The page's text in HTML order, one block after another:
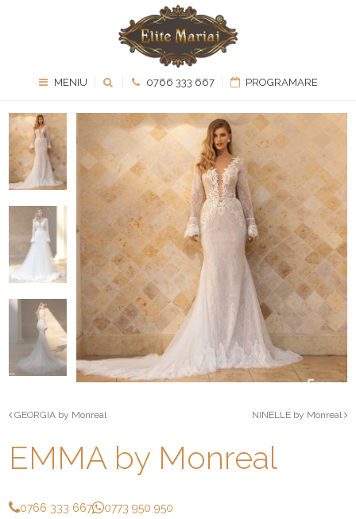
MENIU 0766 333 667 PROGRAMARE
GEORGIA by Monreal NINELLE by Monreal
EMMA by Monreal
0766 333 667 0773 950 950